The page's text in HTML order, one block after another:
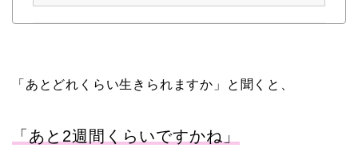
「あとどれくらい生きられますか」と聞くと、
「あと2週間くらいですかね」